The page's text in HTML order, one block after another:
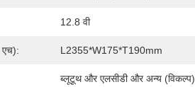
12.8 वी
एच): L2355*W175*T190mm
ब्लूटूथ और एलसीडी और अन्य (विकल्प)